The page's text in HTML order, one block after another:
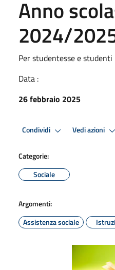
Anno
2024/
Per studentesse e
Data :
26 febbraio 2025
Condividi Vedi azioni
Categorie:
Sociale
Argomenti:
Assistenza sociale